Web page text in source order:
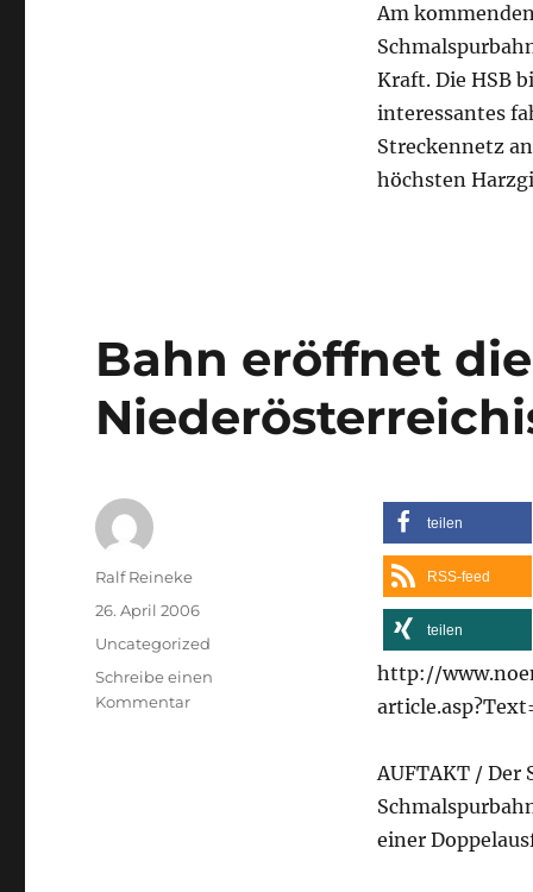
Am
Kraft. Die HSB
interessantes
Streckennetz
höchsten
Bahn eröffnet
teilen
RSS-feed
teilen
http://
AUFTAKT / Der
einer
Autor
Ralf Reineke
Veröffentlicht
26. April 2006
Kategorien
Uncategorized
Schreibe einen
Kommentarzu